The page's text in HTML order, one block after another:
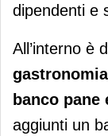
dipendenti e
All’interno è
gastronomia
banco
aggiunti un